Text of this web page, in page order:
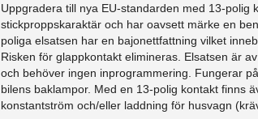
Uppgradera till nya EU-standarden med 13-polig
stickproppskaraktär och har oavsett märke en
poliga elsatsen har en bajonettfattning vilket
Risken för glappkontakt elimineras. Elsatsen är
och behöver ingen inprogrammering. Fungerar
bilens baklampor. Med en 13-polig kontakt finns
konstantström och/eller laddning för husvagn